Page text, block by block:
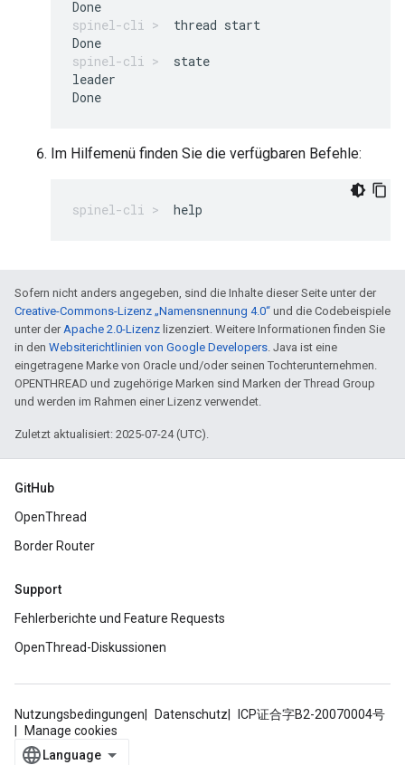
thread start
state
leader
Im Hilfemenü finden Sie die verfügbaren Befehle:
help
Sofern nicht anders angegeben, sind die Inhalte dieser Seite unter der
Creative-Commons-Lizenz „Namensnennung 4.0“ und die Codebeispiele
unter derApache 2.0-Lizenz lizenziert. Weitere Informationen finden Sie
in den Websiterichtlinien von Google Developers. Java ist eine
eingetragene Marke von Oracle und/oder seinen Tochterunternehmen.
OPENTHREAD und zugehörige Marken sind Marken der Thread Group
und werden im Rahmen einer Lizenz verwendet.
Zuletzt aktualisiert: 2025-07-24 (UTC).
GitHub
OpenThread
Border Router
Support
Fehlerberichte und Feature Requests
OpenThread-Diskussionen
Nutzungsbedingungen Datenschutz
ICP证合字B2-20070004号
Manage cookies